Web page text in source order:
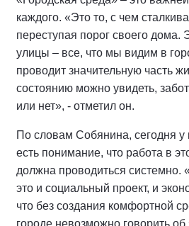
каждого. «Это то, с чем
переступая порог своего дома.
улицы – все, что мы видим в
проводит значительную часть
состоянию можно увидеть,
или нет», - отметил он.
По словам Собянина, сегодня у
есть понимание, что работа в
должна проводиться системно.
это и социальный проект, и
что без создания комфортной